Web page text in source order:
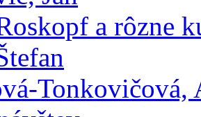
a rôzne
Tonkovičová,